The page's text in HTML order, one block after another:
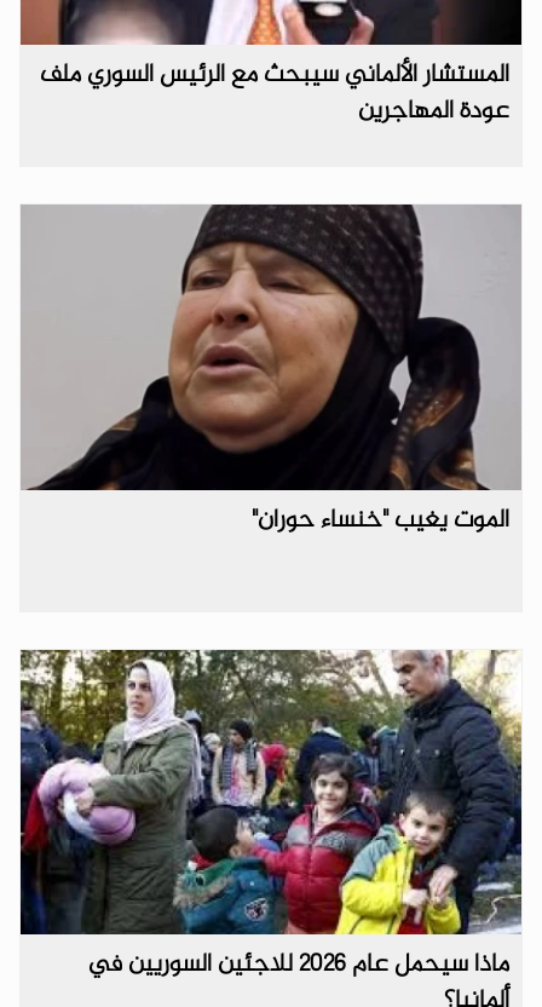
المستشار الألماني سيبحث مع الرئيس السوري ملف
عودة المهاجرين
الموت يغيب "خنساء حوران"
ماذا سيحمل عام 2026 للاجئين السوريين في